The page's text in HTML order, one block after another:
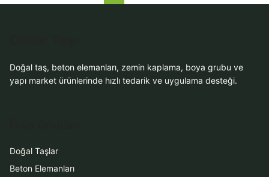
WhatsApp Teklif
Al
Al
Doğal taş, beton elemanları, zemin kaplama, boya grubu ve
yapı market ürünlerinde hızlı tedarik ve uygulama desteği.
Doğal Taşlar
Beton Elemanları